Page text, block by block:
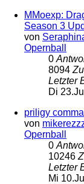
MMoexp:
Season 3
von
Opernball
0
8094
Letzter
Di
priligy
von
Opernball
0
10246
Letzter
Mi